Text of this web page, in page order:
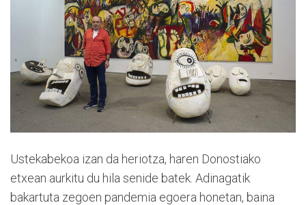
Ustekabekoa izan da heriotza, haren Donostiako
etxean aurkitu du hila senide batek. Adinagatik
bakartuta zegoen pandemia egoera honetan, baina